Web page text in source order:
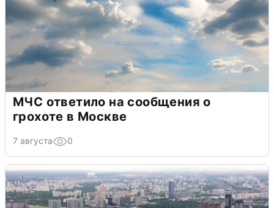
МЧС ответило на сообщения о
грохоте в Москве
7 августа 0